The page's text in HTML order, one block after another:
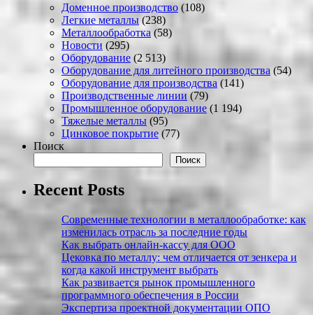
Доменное производство (108)
Легкие металлы(238)
Металлообработка (58)
Новости (295)
Оборудование (2 513)
Оборудование для литейного производства (54)
Оборудование для производства (141)
Производственные линии (79)
Промышленное оборудование (1 194)
Тяжелые металлы (95)
Цинковое покрытие (77)
Поиск
Поиск
Recent Posts
Современные технологии в металлообработке: как
изменилась отрасль за последние годы
Как выбрать онлайн-кассу для ООО
Цековка по металлу: чем отличается от зенкера и
когда какой инструмент выбрать
Как развивается рынок промышленного
программного обеспечения в России
Экспертиза проектной документации ОПО